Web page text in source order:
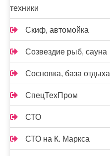
техники
Скиф, автомойка
Созвездие рыб, сауна
Сосновка, база отдыха
СпецТехПром
СТО
СТО на К. Маркса